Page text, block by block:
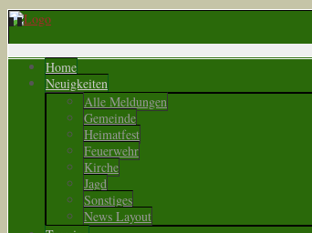
Home
Neuigkeiten
Alle Meldungen
Gemeinde
Heimatfest
Feuerwehr
Kirche
Jagd
Sonstiges
News Layout